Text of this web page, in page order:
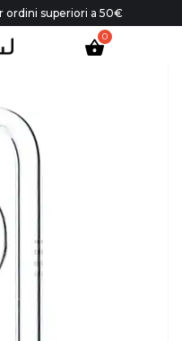
ordini superiori a 50€